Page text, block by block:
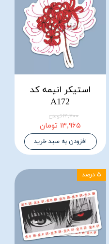
استیکر انیمه کد
A172
۱۴,۷۰۰ تومان
۱۳,۹۶۵ تومان
افزودن به سبد خرید
۵ درصد